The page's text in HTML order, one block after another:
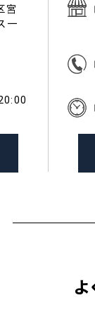
宮
一